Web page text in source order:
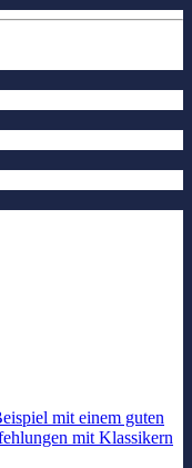
mit einem guten
mit Klassikern